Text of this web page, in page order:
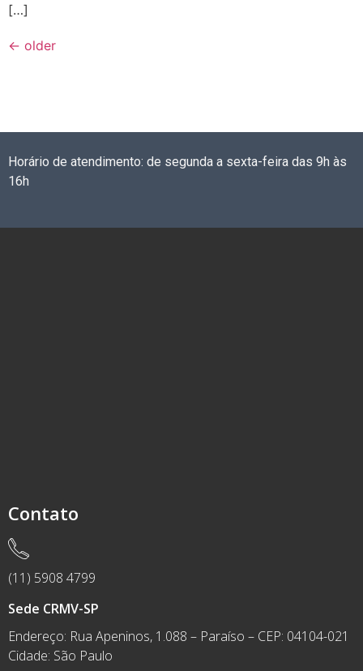
[…]
← older
Horário de atendimento: de segunda a sexta-feira das 9h às
16h
Contato
(11) 5908 4799
Sede CRMV-SP
Endereço: Rua Apeninos, 1.088 – Paraíso – CEP: 04104-021
Cidade: São Paulo